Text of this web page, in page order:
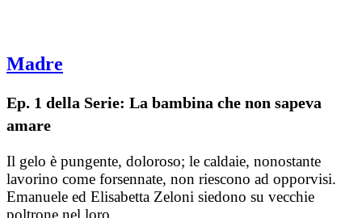
Madre
Ep. 1 della Serie: La bambina che non sapeva
amare
Il gelo è pungente, doloroso; le caldaie, nonostante
lavorino come forsennate, non riescono ad opporvisi.
Emanuele ed Elisabetta Zeloni siedono su vecchie